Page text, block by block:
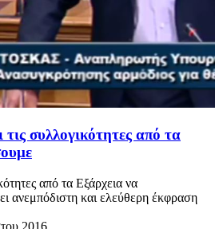
συλλογικότητες από τα
από τα Εξάρχεια να
ανεμπόδιστη και ελεύθερη έκφραση
2016